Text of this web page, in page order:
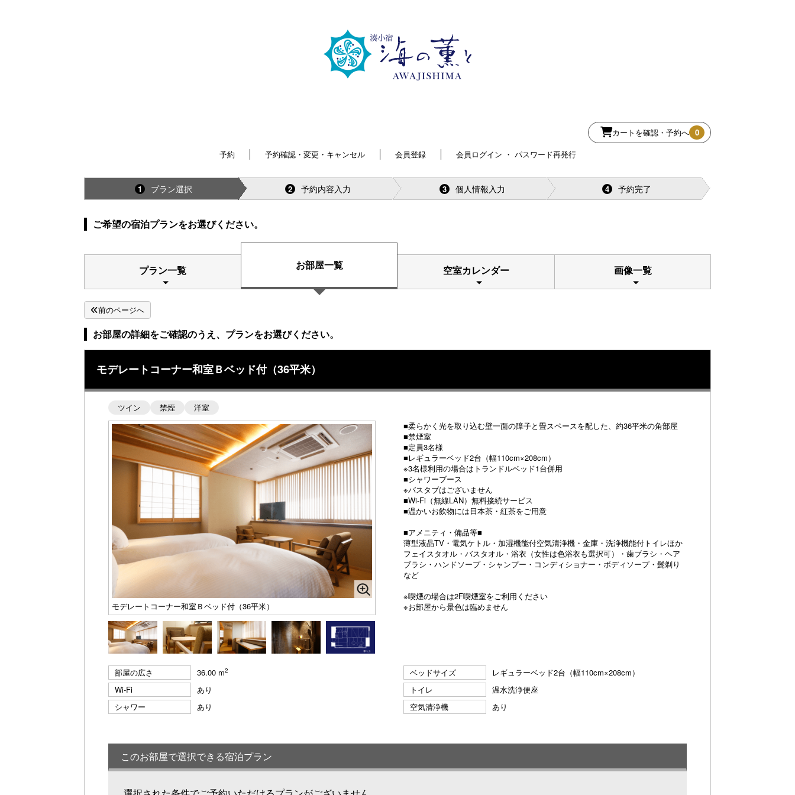
カートを確認・予約へ 0
予約
予約確認・変更・キャンセル 会員登録 会員ログイン ・ パスワード再発行
1 プラン選択 2 予約内容入力 3 個人情報入力 4 予約完了
ご希望の宿泊プランをお選びください。
プラン一覧 お部屋一覧 空室カレンダー 画像一覧
前のページへ
お部屋の詳細をご確認のうえ、プランをお選びください。
モデレートコーナー和室Ｂベッド付（36平米）
ツイン 禁煙 洋室
モデレートコーナー和室Ｂベッド付（36平米）
■柔らかく光を取り込む壁一面の障子と畳スペースを配した、約36平米の角部屋
■禁煙室
■定員3名様
■レギュラーベッド2台（幅110cm×208cm）
※3名様利用の場合はトランドルベッド1台併用
■シャワーブース
※バスタブはございません
■Wi-Fi（無線LAN）無料接続サービス
■温かいお飲物には日本茶・紅茶をご用意
■アメニティ・備品等■
薄型液晶TV・電気ケトル・加湿機能付空気清浄機・金庫・洗浄機能付トイレほか
フェイスタオル・バスタオル・浴衣（女性は色浴衣も選択可）・歯ブラシ・ヘア
ブラシ・ハンドソープ・シャンプー・コンディショナー・ボディソープ・髭剃り
など
※喫煙の場合は2F喫煙室をご利用ください
※お部屋から景色は臨めません
部屋の広さ 36.00 m2 ベッドサイズ
レギュラーベッド2台（幅110cm×208cm）
Wi-Fi
あり トイレ
温水洗浄便座
シャワー
あり 空気清浄機 あり
このお部屋で選択できる宿泊プラン